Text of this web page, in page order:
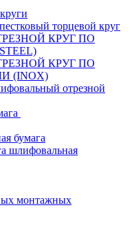
торцевой круг
КРУГ ПО
КРУГ ПО
(INOX)
отрезной
бумага
шлифовальная
монтажных